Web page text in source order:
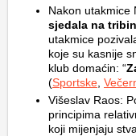
Nakon utakmice
sjedala na
utakmice
koje su kasnije
klub domaćin: “
(Sportske
Višeslav Raos:
principima
koji mijenjaju